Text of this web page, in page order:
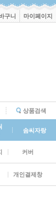
구니 마이페이지
상품검색
솜씨자랑
커버
개인결제창